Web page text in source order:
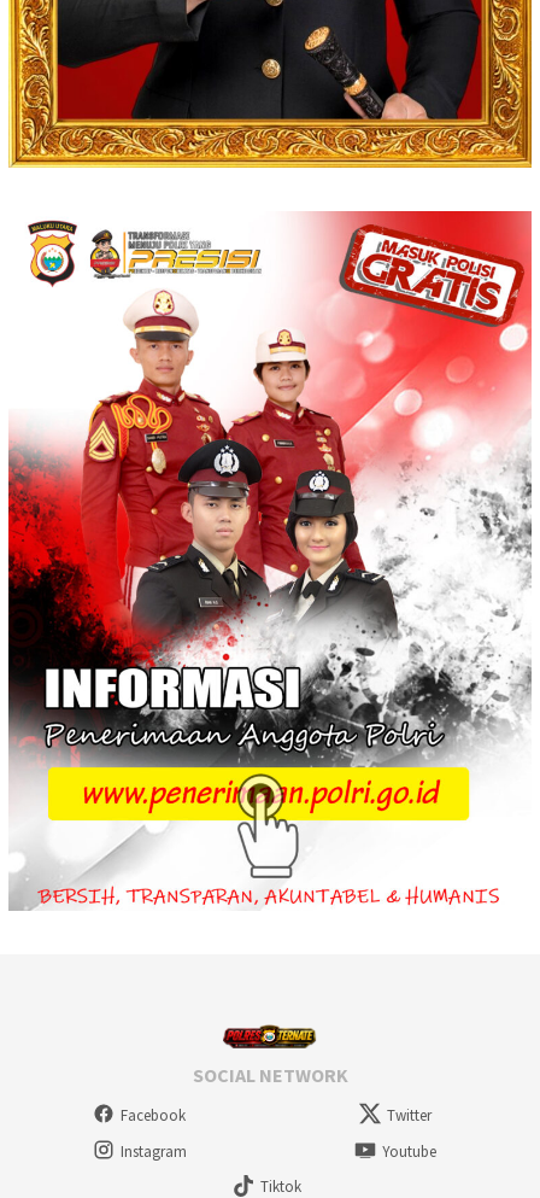
SOCIAL NETWORK
Facebook
Twitter
Instagram
Youtube
Tiktok